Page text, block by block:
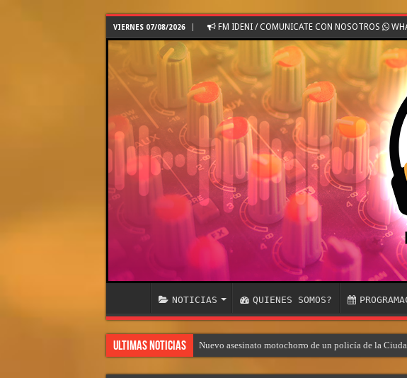
VIERNES 07/08/2026 FM IDENI / COMUNICATE CON NOSOTROS
NOTICIAS QUIENES SOMOS?
Ultimas Noticias Nuevo asesinato motochorro de un policía de la